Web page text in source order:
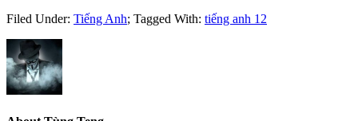
Filed Under: Tiếng Anh; Tagged With: tiếng anh 12